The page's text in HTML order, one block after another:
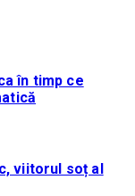
în timp ce
viitorul soț al